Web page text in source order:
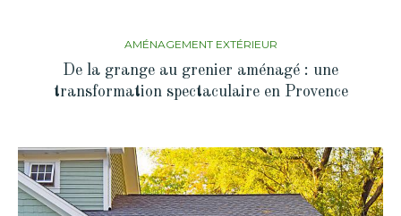
AMÉNAGEMENT EXTÉRIEUR
De la grange au grenier aménagé : une
transformation spectaculaire en Provence